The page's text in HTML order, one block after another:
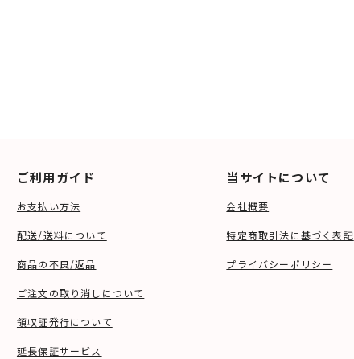
ご利用ガイド
お支払い方法
配送/送料について
商品の不良/返品
ご注文の取り消しについて
領収証発行について
延長保証サービス
当サイトについて
会社概要
特定商取引法に基づく表記
プライバシーポリシー